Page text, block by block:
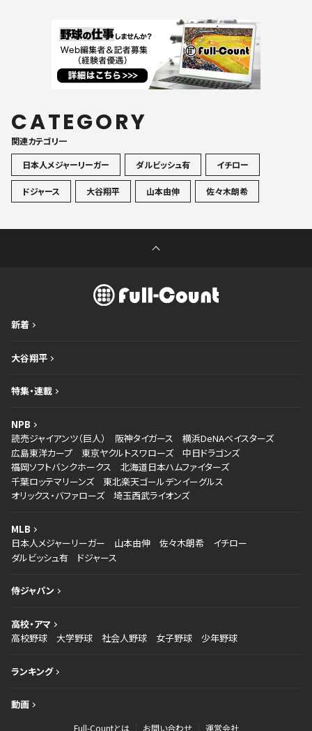
CATEGORY
関連カテゴリ一
日本人メジャーリーガー
ダルビッシュ有 イチロー
ドジャース 大谷翔平 山本由伸 佐々木朗希
新着
大谷翔平
特集・連載
NPB
読売ジャイアンツ（巨人）
阪神タイガース
横浜DeNAベイスターズ
広島東洋カープ
東京ヤクルトスワローズ
中日ドラゴンズ
福岡ソフトバンクホークス
北海道日本ハムファイターズ
千葉ロッテマリーンズ
東北楽天ゴールデンイーグルス
オリックス・バファローズ
埼玉西武ライオンズ
MLB
日本人メジャーリーガー
山本由伸 佐々木朗希
イチロー
ダルビッシュ有
ドジャース
侍ジャパン
高校・アマ
高校野球
大学野球 社会人野球 女子野球 少年野球
ランキング
動画
Full-Countとは お問い合わせ 運営会社